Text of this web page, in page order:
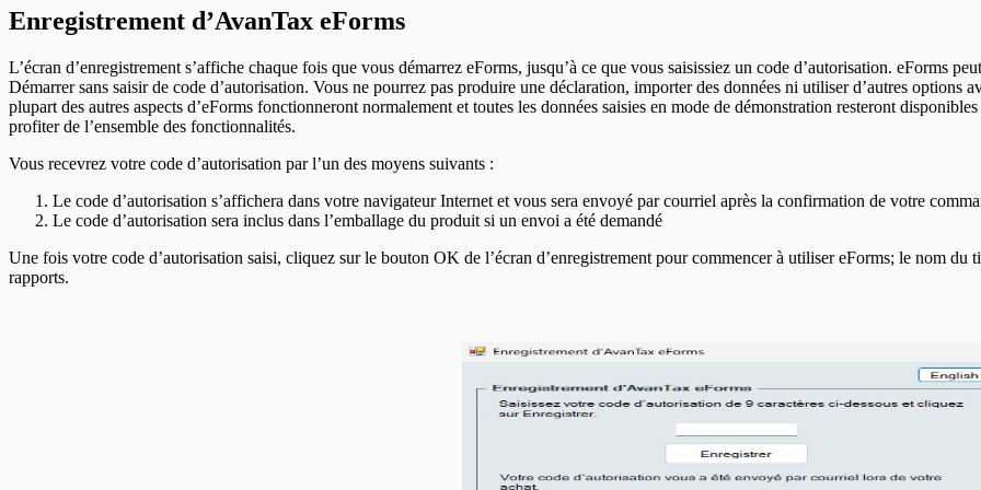
En-têtes T4RIF
En-têtes T5
En-têtes T5 / relevé 3
En-têtes T215
En-têtes T550
En-têtes T1204
En-têtes T2200
En-têtes T2202
En-têtes T5007
En-têtes T5008
En-têtes T5018
En-têtes de RL-27
En-têtes de RL-32
TP-64
Modifier le fichier des chemins
Enregistrement d’AvanTax eForms
L’écran d’enregistrement s’affiche chaque fois que vous démarrez eForms, jusqu’à ce que vous saisissiez un code d’autorisation. eForms
Démarrer sans saisir de code d’autorisation. Vous ne pourrez pas produire une déclaration, importer des données ni utiliser d’autres options
plupart des autres aspects d’eForms fonctionneront normalement et toutes les données saisies en mode de démonstration resteront
profiter de l’ensemble des fonctionnalités.
Vous recevrez votre code d’autorisation par l’un des moyens suivants :
Le code d’autorisation s’affichera dans votre navigateur Internet et vous sera envoyé par courriel après la confirmation de votre
Le code d’autorisation sera inclus dans l’emballage du produit si un envoi a été demandé
Une fois votre code d’autorisation saisi, cliquez sur le bouton OK de l’écran d’enregistrement pour commencer à utiliser eForms; le nom du
rapports.